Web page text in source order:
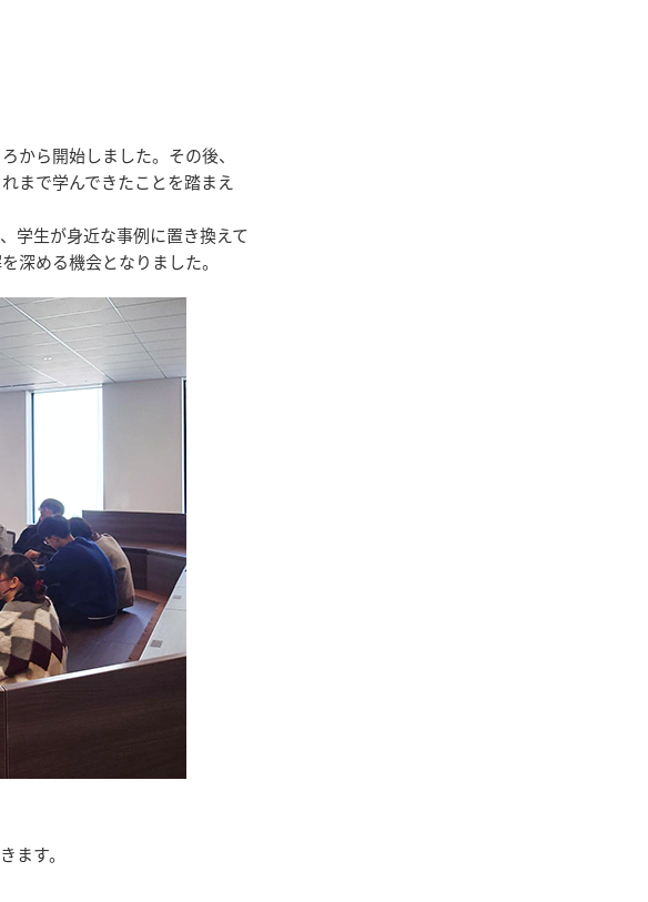
から開始しました。その後、
まで学んできたことを踏まえ
学生が身近な事例に置き換えて
深める機会となりました。
ます。